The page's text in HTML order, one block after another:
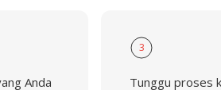
Anda
3
Tunggu proses